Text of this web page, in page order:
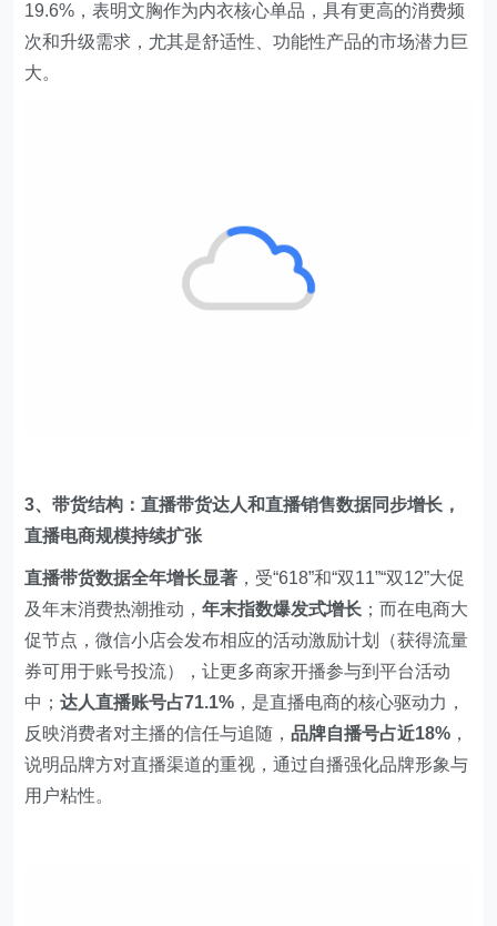
19.6%，表明文胸作为内衣核心单品，具有更高的消费频
次和升级需求，尤其是舒适性、功能性产品的市场潜力巨
大。
3、带货结构：直播带货达人和直播销售数据同步增长，
直播电商规模持续扩张
直播带货数据全年增长显著 ，受“618”和“双11”“双12”大促
及年末消费热潮推动，年末指数爆发式增长 ；而在电商大
促节点，微信小店会发布相应的活动激励计划（获得流量
券可用于账号投流），让更多商家开播参与到平台活动
中；达人直播账号占71.1% ，是直播电商的核心驱动力，
反映消费者对主播的信任与追随，品牌自播号占近18% ，
说明品牌方对直播渠道的重视，通过自播强化品牌形象与
用户粘性。